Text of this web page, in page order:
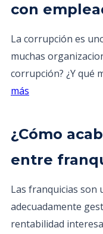
con
La corrupción es
muchas
corrupción? ¿Y qué
más
¿Cómo
entre
Las franquicias son
adecuadamente
rentabilidad